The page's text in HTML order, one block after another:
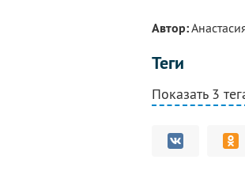
Автор:
Теги
Показать 3